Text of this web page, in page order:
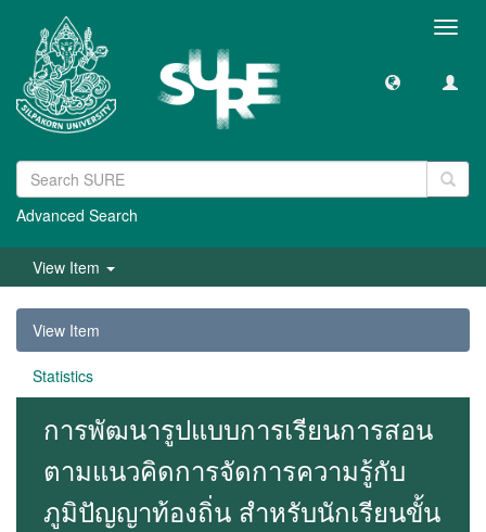
Advanced Search
View Item
View Item
Statistics
การพัฒนารูปแบบการเรียนการสอน
ตามแนวคิดการจัดการความรู้กับ
ภูมิปัญญาท้องถิ่น สำหรับนักเรียนขั้น